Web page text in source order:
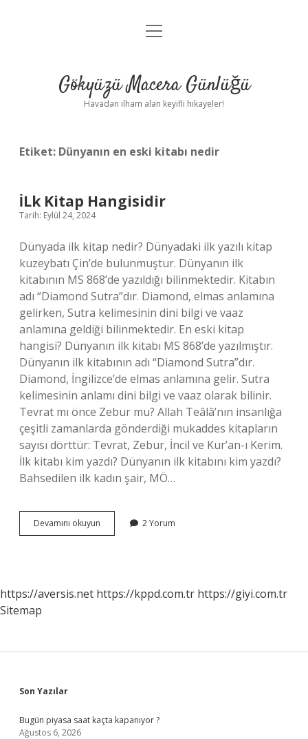
Anasayfa
Yasal Uyarı
menüyü
Gökyüzü Macera Günlüğü
Havadan ilham alan keyifli hikayeler!
Etiket: Dünyanın en eski kitabı nedir
İLk Kitap Hangisidir
Tarih: Eylül 24, 2024
Dünyada ilk kitap nedir? Dünyadaki ilk yazılı kitap
kuzeybatı Çin’de bulunmuştur. Dünyanın ilk
kitabının MS 868’de yazıldığı bilinmektedir. Kitabın
adı “Diamond Sutra”dır. Diamond, elmas anlamına
gelirken, Sutra kelimesinin dini bilgi ve vaaz
anlamına geldiği bilinmektedir. En eski kitap
hangisi? Dünyanın ilk kitabı MS 868’de yazılmıştır.
Dünyanın ilk kitabının adı “Diamond Sutra”dır.
Diamond, İngilizce’de elmas anlamına gelir. Sutra
kelimesinin anlamı dini bilgi ve vaaz olarak bilinir.
Tevrat mı önce Zebur mu? Allah Teâlâ’nın insanlığa
çeşitli zamanlarda gönderdiği mukaddes kitapların
sayısı dörttür: Tevrat, Zebur, İncil ve Kur’an-ı Kerim.
İlk kitabı kim yazdı? Dünyanın ilk kitabını kim yazdı?
Bahsedilen ilk kadın şair, MÖ…
Devamını okuyun
Kitap
2 Yorum
https://aversis.net https://kppd.com.tr https://giyi.com.tr
Sitemap
Sidebar
Son Yazılar
Bugün piyasa saat kaçta kapanıyor ?
Ağustos 6, 2026